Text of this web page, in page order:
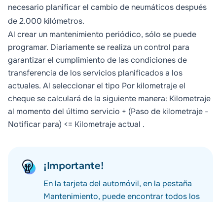
necesario planificar el cambio de neumáticos después
de 2.000 kilómetros.
Al crear un mantenimiento periódico, sólo se puede
programar. Diariamente se realiza un control para
garantizar el cumplimiento de las condiciones de
transferencia de los servicios planificados a los
actuales. Al seleccionar el tipo Por kilometrajeel
cheque se calculará de la siguiente manera: Kilometraje
al momento del último servicio + (Paso de kilometraje -
Notificar para) <= Kilometraje actual .
¡Importante!
En la tarjeta del automóvil, en la pestaña
Mantenimiento, puede encontrar todos los